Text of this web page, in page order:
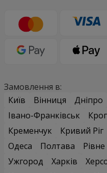
Замовлення в:
Київ
Вінниця Дніпро
Івано-Франківськ
Кременчук
Кривий Ріг
Одеса
Полтава Рівне
Ужгород
Харків